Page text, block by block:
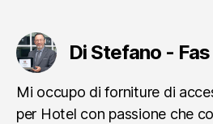
Di Stefano -
Mi occupo di forniture di
per Hotel con passione che